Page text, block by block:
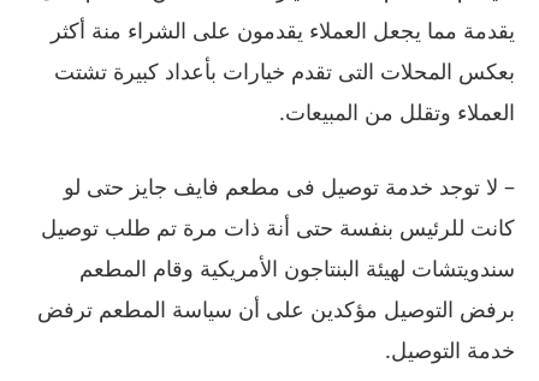
يقدمة مما يجعل العملاء يقدمون على الشراء منة أكثر
بعكس المحلات التى تقدم خيارات بأعداد كبيرة تشتت
العملاء وتقلل من المبيعات.
– لا توجد خدمة توصيل فى مطعم فايف جايز حتى لو
كانت للرئيس بنفسة حتى أنة ذات مرة تم طلب توصيل
سندويتشات لهيئة البنتاجون الأمريكية وقام المطعم
برفض التوصيل مؤكدين على أن سياسة المطعم ترفض
خدمة التوصيل.